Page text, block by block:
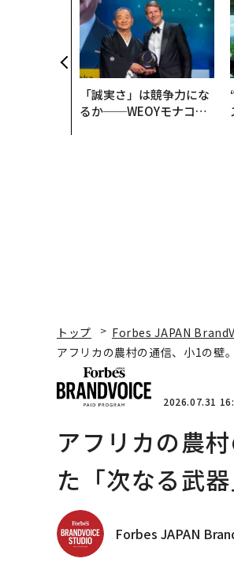
「誠実さ」は競争力にな
るか──WEOYモナコで
トップ Forbes JAPAN
アフリカの農村の通信、小1の壁
2026.07.31
アフリカの農
た「次なる武器
Forbes JAPAN